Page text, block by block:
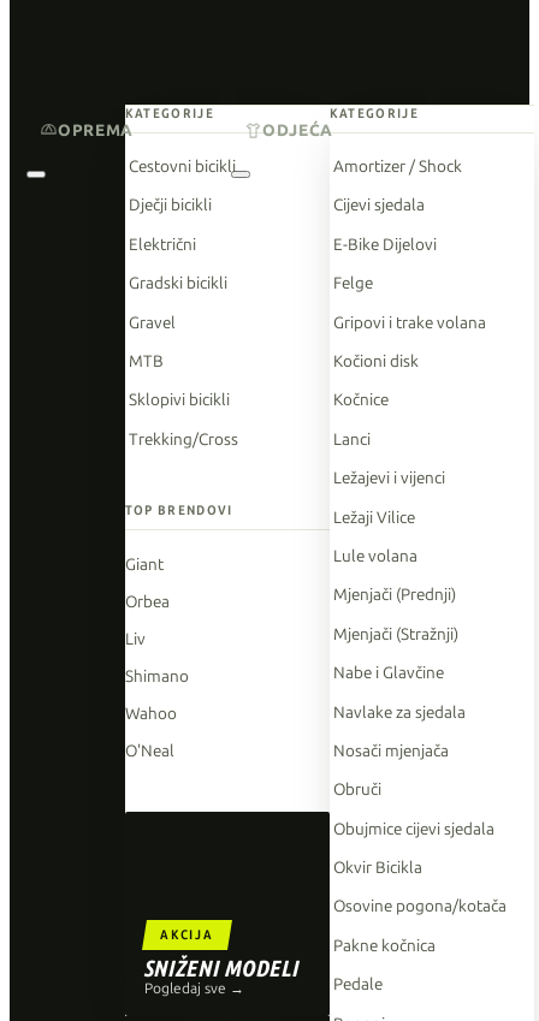
KATEGORIJE
Cestovni bicikli
Dječji bicikli
Električni
Gradski bicikli
Gravel
MTB
Sklopivi bicikli
Trekking/Cross
TOP BRENDOVI
Giant
Orbea
Liv
Shimano
Wahoo
O'Neal
AKCIJA
SNIŽENI MODELI
Pogledaj sve →
KATEGORIJE
Amortizer / Shock
Cijevi sjedala
E-Bike Dijelovi
Felge
Gripovi i trake volana
Kočioni disk
Kočnice
Lanci
Ležajevi i vijenci
Ležaji Vilice
Lule volana
Mjenjači (Prednji)
Mjenjači (Stražnji)
Nabe i Glavčine
Navlake za sjedala
Nosači mjenjača
Obruči
Obujmice cijevi sjedala
Okvir Bicikla
Osovine pogona/kotača
Pakne kočnica
Pedale
OPREMA ODJEĆA